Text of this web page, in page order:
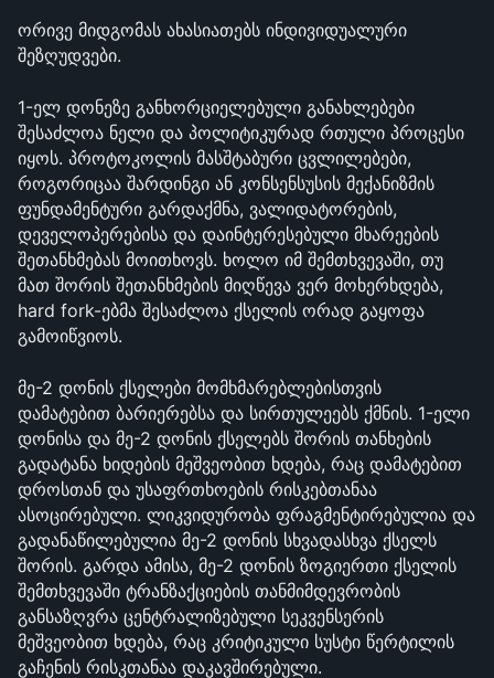
ორივე მიდგომას ახასიათებს ინდივიდუალური
შეზღუდვები.
1-ელ დონეზე განხორციელებული განახლებები
შესაძლოა ნელი და პოლიტიკურად რთული პროცესი
იყოს. პროტოკოლის მასშტაბური ცვლილებები,
როგორიცაა შარდინგი ან კონსენსუსის მექანიზმის
ფუნდამენტური გარდაქმნა, ვალიდატორების,
დეველოპერებისა და დაინტერესებული მხარეების
შეთანხმებას მოითხოვს. ხოლო იმ შემთხვევაში, თუ
მათ შორის შეთანხმების მიღწევა ვერ მოხერხდება,
hard fork-ებმა შესაძლოა ქსელის ორად გაყოფა
გამოიწვიოს.
მე-2 დონის ქსელები მომხმარებლებისთვის
დამატებით ბარიერებსა და სირთულეებს ქმნის. 1-ელი
დონისა და მე-2 დონის ქსელებს შორის თანხების
გადატანა ხიდების მეშვეობით ხდება, რაც დამატებით
დროსთან და უსაფრთხოების რისკებთანაა
ასოცირებული. ლიკვიდურობა ფრაგმენტირებულია და
გადანაწილებულია მე-2 დონის სხვადასხვა ქსელს
შორის. გარდა ამისა, მე-2 დონის ზოგიერთი ქსელის
შემთხვევაში ტრანზაქციების თანმიმდევრობის
განსაზღვრა ცენტრალიზებული სეკვენსერის
მეშვეობით ხდება, რაც კრიტიკული სუსტი წერტილის
გაჩენის რისკთანაა დაკავშირებული.